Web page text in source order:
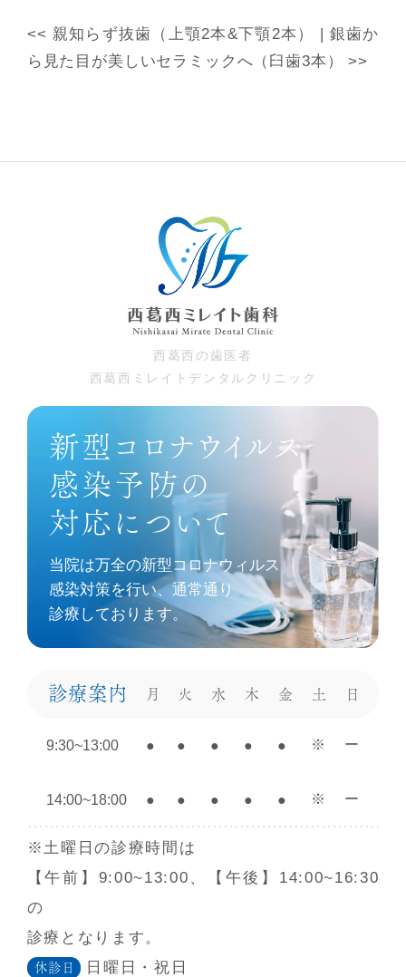
<< 親知らず抜歯（上顎2本&下顎2本） | 銀歯か
ら見た目が美しいセラミックへ（臼歯3本）>>
⻄葛⻄の⻭医者
⻄葛⻄ミレイトデンタルクリニック
新型コロナウイルス
感染予防の
対応について
当院は万全の新型コロナウィルス
感染対策を⾏い、通常通り
診療しております。
診療案内 月 火 水 木 金 土 日
9:30~13:00 ● ● ● ● ● ※ ー
14:00~18:00 ● ● ● ● ● ※ ー
※土曜日の診療時間は
【午前】9:00~13:00、【午後】14:00~16:30
の
診療となります。
休診日 日曜日・祝日